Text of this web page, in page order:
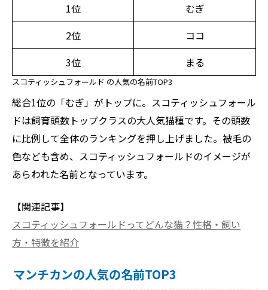
1位
むぎ
2位
ココ
3位
まる
スコティッシュフォールド の人気の名前TOP3
総合1位の「むぎ」がトップに。スコティッシュフォール
ドは飼育頭数トップクラスの大人気猫種です。その頭数
に比例して全体のランキングを押し上げました。被毛の
色なども含め、スコティッシュフォールドのイメージが
あらわれた名前となっています。
【関連記事】
スコティッシュフォールドってどんな猫？性格・飼い
方・特徴を紹介
マンチカンの人気の名前TOP3